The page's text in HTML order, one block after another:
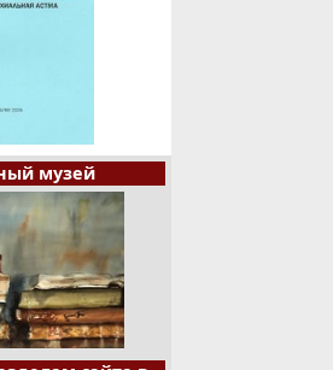
музей